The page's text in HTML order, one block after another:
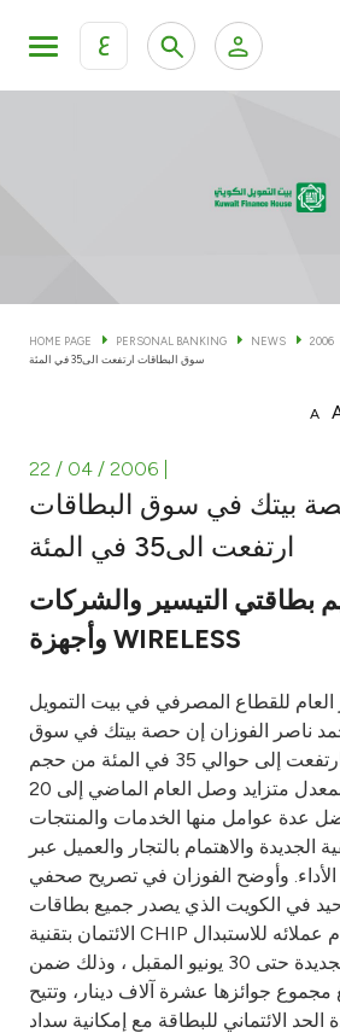
ع
KFH Online Corporate Banking
Cards
Banking Tiers
Investment
Tools & Services
After Sales Services
Contact us
Branch & ATM locator
Germany
Malaysia
HOME PAGE PERSONAL BANKING NEWS 2006
سوق البطاقات ارتفعت الى35 في المئة
A
22 / 04 / 2006
بيتك في سوق البطاقات
ارتفعت الى35 في المئة
بطاقتي التيسير والشركات
وأجهزة WIRELESS
للقطاع المصرفي في بيت التمويل
ناصر الفوزان إن حصة بيتك في سوق
البطاقات المصرفية ارتفعت إلى حوالي 35 في المئة من حجم
السوق ، وأنها تنمو بمعدل متزايد وصل العام الماضي إلى 20
عدة عوامل منها الخدمات والمنتجات
الجديدة والاهتمام بالتجار والعميل عبر
وأوضح الفوزان في تصريح صحفي
في الكويت الذي يصدر جميع بطاقات
الائتمان بتقنية CHIP وقد فتح المجال أمام عملائه للاستبدال
والتحول للبطاقات الجديدة حتى 30 يونيو المقبل ، وذلك ضمن
مجموع جوائزها عشرة آلاف دينار، وتتيح
الحد الائتماني للبطاقة مع إمكانية سداد